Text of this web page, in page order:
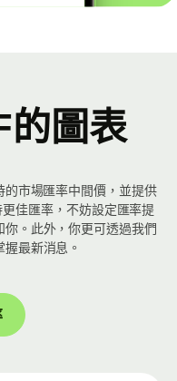
的圖表
市場匯率中間價，並提供
佳匯率，不妨設定匯率提
。此外，你更可透過我們
最新消息。